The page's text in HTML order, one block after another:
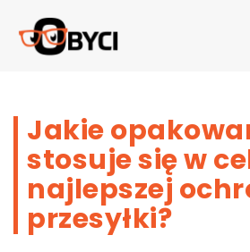
Jakie
stosuje się w
najlepszej
przesyłki?